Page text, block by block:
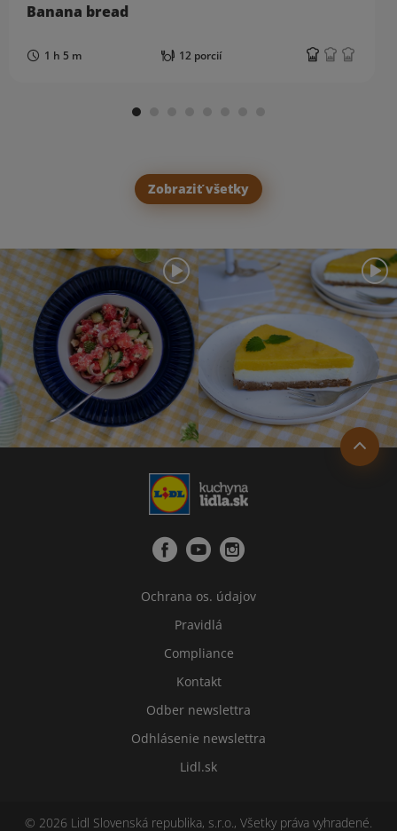
Banana bread
1 h 5 m 12 porcií
Zobraziť všetky
Ochrana os. údajov
Pravidlá
Compliance
Kontakt
Odber newslettra
Odhlásenie newslettra
Lidl.sk
© 2026 Lidl Slovenská republika, s.r.o., Všetky práva vyhradené.